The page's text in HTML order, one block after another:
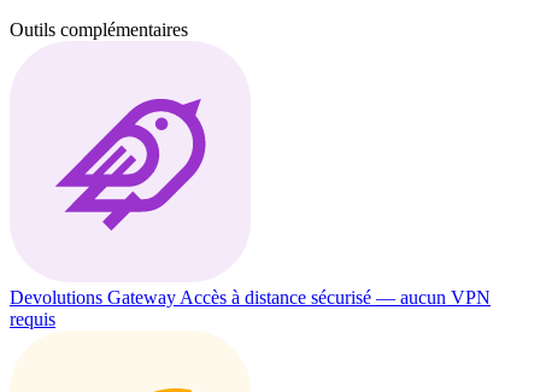
Outils complémentaires
Devolutions Gateway Accès à distance sécurisé — aucun VPN
requis